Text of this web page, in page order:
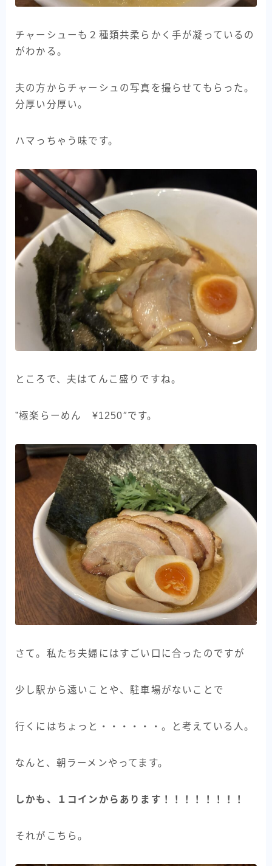
チャーシューも２種類共柔らかく手が凝っているの
がわかる。
夫の方からチャーシュの写真を撮らせてもらった。
分厚い分厚い。
ハマっちゃう味です。
ところで、夫はてんこ盛りですね。
”極楽らーめん ¥1250″です。
さて。私たち夫婦にはすごい口に合ったのですが
少し駅から遠いことや、駐車場がないことで
行くにはちょっと・・・・・・。と考えている人。
なんと、朝ラーメンやってます。
しかも、１コインからあります！！！！！！！！
それがこちら。